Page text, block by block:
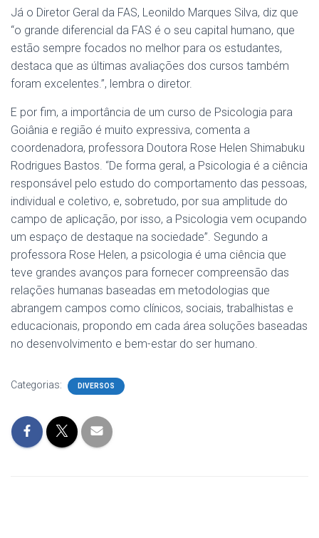
Já o Diretor Geral da FAS, Leonildo Marques Silva, diz que
“o grande diferencial da FAS é o seu capital humano, que
estão sempre focados no melhor para os estudantes,
destaca que as últimas avaliações dos cursos também
foram excelentes.”, lembra o diretor.
E por fim, a importância de um curso de Psicologia para
Goiânia e região é muito expressiva, comenta a
coordenadora, professora Doutora Rose Helen Shimabuku
Rodrigues Bastos. “De forma geral, a Psicologia é a ciência
responsável pelo estudo do comportamento das pessoas,
individual e coletivo, e, sobretudo, por sua amplitude do
campo de aplicação, por isso, a Psicologia vem ocupando
um espaço de destaque na sociedade”. Segundo a
professora Rose Helen, a psicologia é uma ciência que
teve grandes avanços para fornecer compreensão das
relações humanas baseadas em metodologias que
abrangem campos como clínicos, sociais, trabalhistas e
educacionais, propondo em cada área soluções baseadas
no desenvolvimento e bem-estar do ser humano.
Categorias: DIVERSOS